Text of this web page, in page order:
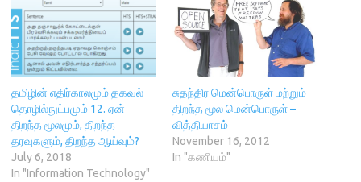
(
O
p
e
n
s
i
n
n
e
w
w
i
n
d
o
w
O
e
n
s
i
n
n
e
w
w
n
d
)
w
w
n
d
o
w
)
t
(
O
p
e
n
s
i
n
n
e
w
w
i
n
d
தமிழின் எதிர்காலமும் தகவல்
தொழில்நுட்பமும் 12. ஏன்
திறந்த மூலமும், திறந்த
தரவுகளும், திறந்த ஆய்வும்?
July 6, 2018
In "Information Technology"
சுதந்திர மென்பொருள் மற்றும்
திறந்த மூல மென்பொருள் –
வித்தியாசம்
November 16, 2012
In "கணியம்"